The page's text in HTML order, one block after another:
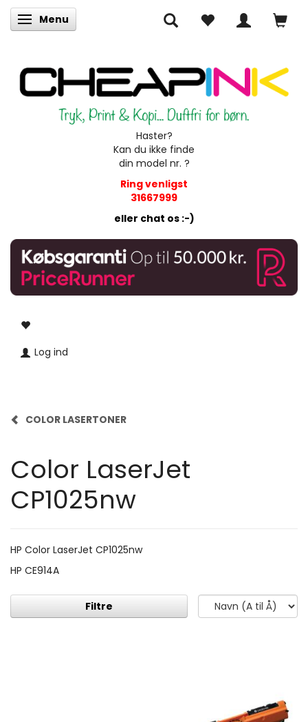
Skifte navigation
Menu
Haster?
Kan du ikke finde
din model nr. ?
Ring venligst
31667999
eller chat os :-)
Log ind
COLOR LASERTONER
Color LaserJet
CP1025nw
HP Color LaserJet CP1025nw
HP CE914A
Filtre